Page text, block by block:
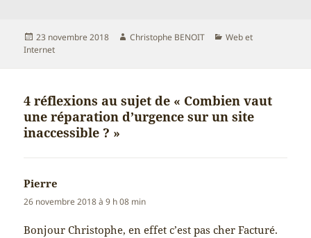
Publié
le
23 novembre 2018 Auteur
Christophe BENOIT Catégories
Web et
Internet
4 réflexions au sujet de « Combien vaut
une réparation d’urgence sur un site
inaccessible ? »
Pierre
26 novembre 2018 à 9 h 08 min
Bonjour Christophe, en effet c’est pas cher Facturé.